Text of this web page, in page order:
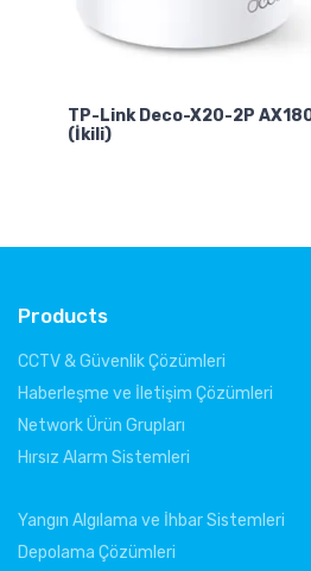
TP-Link Deco-X20-2P
(İkili)
Products
CCTV & Güvenlik Çözümleri
Haberleşme ve İletişim Çözümleri
Network Ürün Grupları
Hırsız Alarm Sistemleri
Yangın Algılama ve İhbar Sistemleri
Depolama Çözümleri